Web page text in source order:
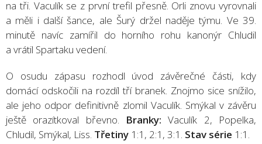
na tři. Vaculík se z první trefil přesně. Orli znovu vyrovnali
a měli i další šance, ale Šurý držel naděje týmu. Ve 39.
minutě navíc zamířil do horního rohu kanonýr Chludil
a vrátil Spartaku vedení.
O osudu zápasu rozhodl úvod závěrečné části, kdy
domácí odskočili na rozdíl tří branek. Znojmo sice snížilo,
ale jeho odpor definitivně zlomil Vaculík. Smýkal v závěru
ještě orazítkoval břevno. Branky: Vaculík 2, Popelka,
Chludil, Smýkal, Liss. Třetiny 1:1, 2:1, 3:1. Stav série 1:1.